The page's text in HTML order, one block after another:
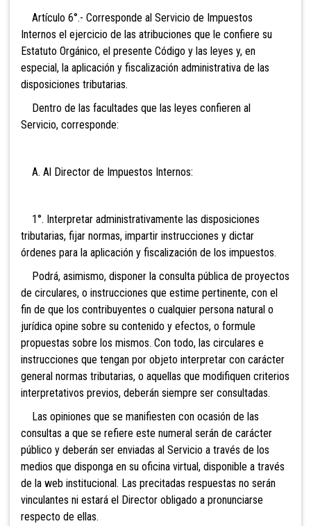
Artículo 6°.- Corresponde al Servicio de Impuestos
Internos el ejercicio de las atribuciones que le confiere su
Estatuto Orgánico, el presente Código y las leyes y, en
especial, la aplicación y fiscalización administrativa de las
disposiciones tributarias.
Dentro de las facultades que las leyes confieren al
Servicio, corresponde:
A. Al Director de Impuestos Internos:
1°. Interpretar administrativamente las disposiciones
tributarias, fijar normas, impartir instrucciones y dictar
órdenes para la aplicación y fiscalización de los impuestos.
Podrá, asimismo, disponer la consulta pública de proyectos
de circulares, o instrucciones que estime pertinente, con el
fin de que los contribuyentes o cualquier persona natural o
jurídica opine sobre su contenido y efectos, o formule
propuestas sobre los mismos. Con todo, las circulares e
instrucciones que tengan por objeto interpretar con carácter
general normas tributarias, o aquellas que modifiquen criterios
interpretativos previos, deberán siempre ser consultadas.
Las opiniones que se manifiesten con ocasión de las
consultas a que se refiere este numeral serán de carácter
público y deberán ser enviadas al Servicio a través de los
medios que disponga en su oficina virtual, disponible a través
de la web institucional. Las precitadas respuestas no serán
vinculantes ni estará el Director obligado a pronunciarse
respecto de ellas.